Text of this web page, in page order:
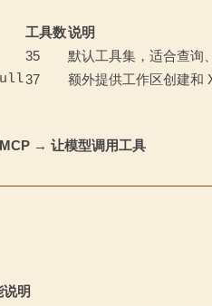
工具数说明
35
默认工具集，适合查询
37 额外提供工作区创建和
→ 让模型调用工具
明